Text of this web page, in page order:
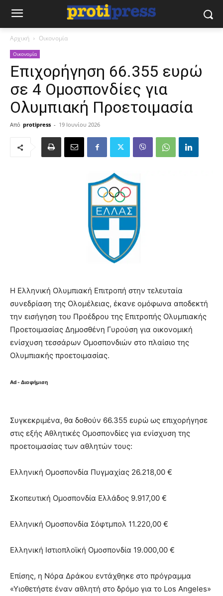
Αρχική Οικονομία
Οικονομία
Επιχορήγηση 66.355 ευρώ
σε 4 Ομοσπονδίες για
Ολυμπιακή Προετοιμασία
Από protipress - 19 Ιουνίου 2026
H Eλληνική Ολυμπιακή Επιτροπή στην τελευταία
συνεδρίαση της Ολομέλειας, έκανε ομόφωνα αποδεκτή
την εισήγηση του Προέδρου της Επιτροπής Ολυμπιακής
Προετοιμασίας Δημοσθένη Γυρούση για οικονομική
ενίσχυση τεσσάρων Ομοσπονδιών στο πλαίσιο της
Ολυμπιακής προετοιμασίας.
Ad - Διαφήμιση
Συγκεκριμένα, θα δοθούν 66.355 ευρώ ως επιχορήγησε
στις εξής Αθλητικές Ομοσπονδίες για ενίσχυση της
προετοιμασίας των αθλητών τους:
Ελληνική Ομοσπονδία Πυγμαχίας 26.218,00 €
Σκοπευτική Ομοσπονδία Ελλάδος 9.917,00 €
Ελληνική Ομοσπονδία Σόφτμπολ 11.220,00 €
Ελληνική Ιστιοπλοϊκή Ομοσπονδία 19.000,00 €
Επίσης, η Νόρα Δράκου εντάχθηκε στο πρόγραμμα
«Υιοθετήστε έναν αθλητή στο δρόμο για το Los Angeles»